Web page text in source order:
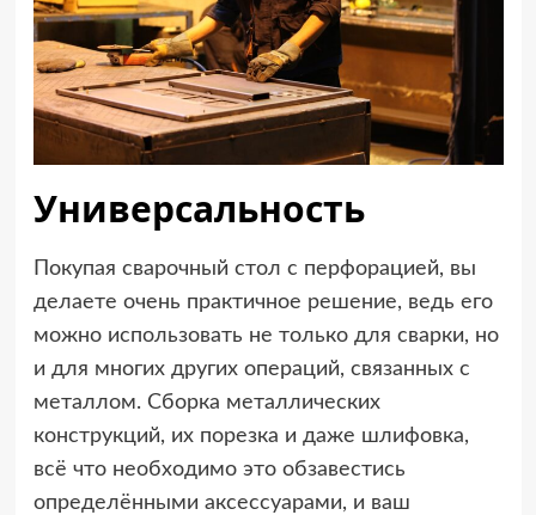
Универсальность
Покупая сварочный стол с перфорацией, вы
делаете очень практичное решение, ведь его
можно использовать не только для сварки, но
и для многих других операций, связанных с
металлом. Сборка металлических
конструкций, их порезка и даже шлифовка,
всё что необходимо это обзавестись
определёнными аксессуарами, и ваш